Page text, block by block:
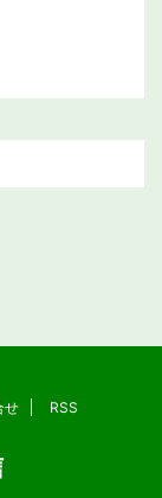
せ RSS
Rights